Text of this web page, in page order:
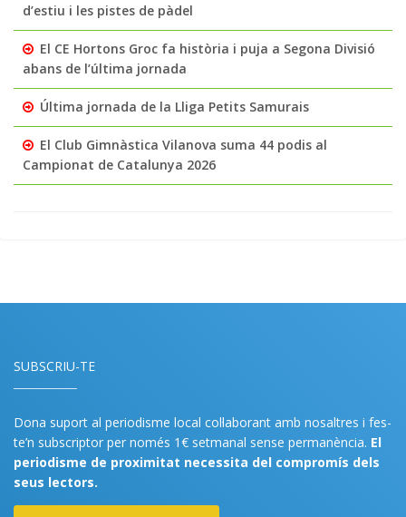
d’estiu i les pistes de pàdel
El CE Hortons Groc fa història i puja a Segona Divisió
abans de l’última jornada
Última jornada de la Lliga Petits Samurais
El Club Gimnàstica Vilanova suma 44 podis al
Campionat de Catalunya 2026
SUBSCRIU-TE
Dona suport al periodisme local col·laborant amb nosaltres i fes-
te’n subscriptor per només 1€ setmanal sense permanència. El
periodisme de proximitat necessita del compromís dels
seus lectors.